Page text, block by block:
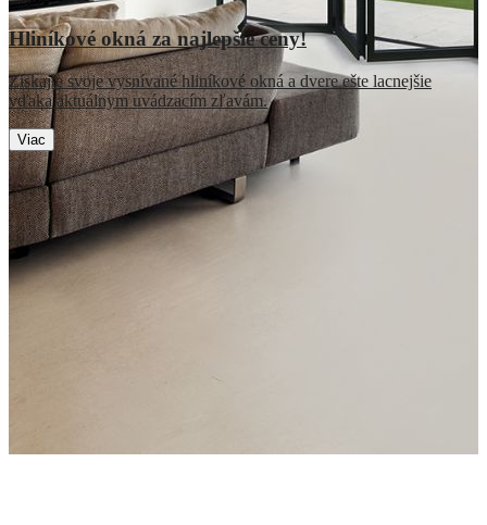
Hliníkové okná za najlepšie ceny!
Získajte svoje vysnívané hliníkové okná a dvere ešte lacnejšie
vďaka aktuálnym uvádzacím zľavám.
Viac